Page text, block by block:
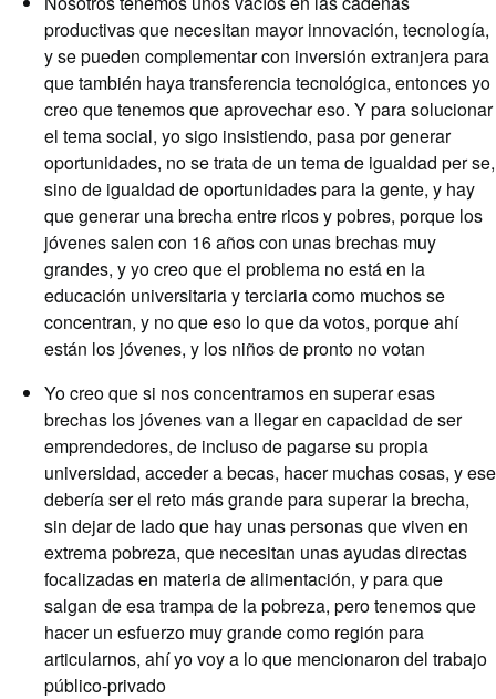
productivas que necesitan mayor innovación, tecnología,
y se pueden complementar con inversión extranjera para
que también haya transferencia tecnológica, entonces yo
creo que tenemos que aprovechar eso. Y para solucionar
el tema social, yo sigo insistiendo, pasa por generar
oportunidades, no se trata de un tema de igualdad per se,
sino de igualdad de oportunidades para la gente, y hay
que generar una brecha entre ricos y pobres, porque los
jóvenes salen con 16 años con unas brechas muy
grandes, y yo creo que el problema no está en la
educación universitaria y terciaria como muchos se
concentran, y no que eso lo que da votos, porque ahí
están los jóvenes, y los niños de pronto no votan
Yo creo que si nos concentramos en superar esas
brechas los jóvenes van a llegar en capacidad de ser
emprendedores, de incluso de pagarse su propia
universidad, acceder a becas, hacer muchas cosas, y ese
debería ser el reto más grande para superar la brecha,
sin dejar de lado que hay unas personas que viven en
extrema pobreza, que necesitan unas ayudas directas
focalizadas en materia de alimentación, y para que
salgan de esa trampa de la pobreza, pero tenemos que
hacer un esfuerzo muy grande como región para
articularnos, ahí yo voy a lo que mencionaron del trabajo
público-privado